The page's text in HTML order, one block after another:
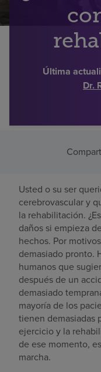
Buscar un centro
Última
Dr.
Usted o su ser
cerebrovascular y
la rehabilitación.
daños si empieza
hechos. Por
demasiado pronto.
humanos que
después de un
demasiado
mayoría de los
tienen demasiadas
ejercicio y la
de ese momento,
marcha.